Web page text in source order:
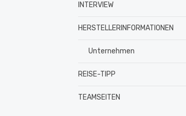
INTERVIEW
HERSTELLERINFORMATIONEN
Unternehmen
REISE-TIPP
TEAMSEITEN